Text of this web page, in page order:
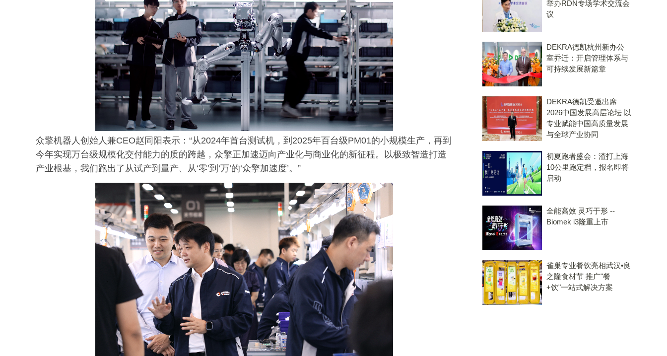
众擎机器人创始人兼CEO赵同阳表示：“从2024年首台测试机，到2025年百台级PM01的小规模生产，再到
今年实现万台级规模化交付能力的质的跨越，众擎正加速迈向产业化与商业化的新征程。以极致智造打造
产业根基，我们跑出了从试产到量产、从‘零’到‘万’的‘众擎加速度’。”
举办RDN专场学术交流会
议
DEKRA德凯杭州新办公
室乔迁：开启管理体系与
可持续发展新篇章
DEKRA德凯受邀出席
2026中国发展高层论坛 以
专业赋能中国高质量发展
与全球产业协同
初夏跑者盛会：渣打上海
10公里跑定档，报名即将
启动
全能高效 灵巧于形 --
Biomek i3隆重上市
雀巢专业餐饮亮相武汉•良
之隆食材节 推广"餐
+饮"一站式解决方案